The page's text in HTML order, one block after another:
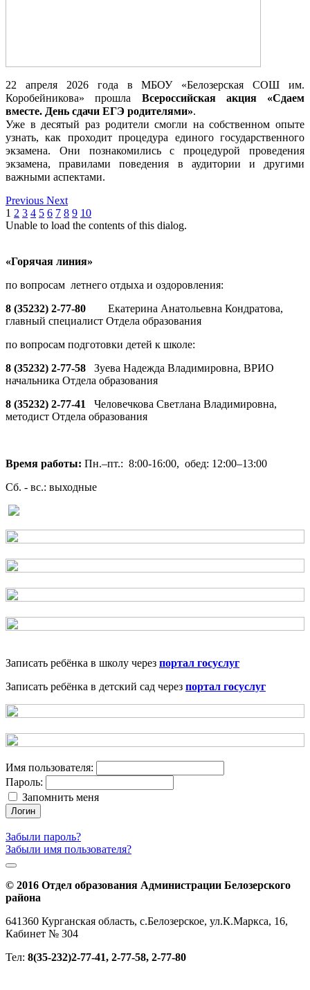
22 апреля 2026 года в МБОУ «Белозерская СОШ им.
Коробейникова» прошла Всероссийская акция «Сдаем
вместе. День сдачи ЕГЭ родителями».
Уже в десятый раз родители смогли на собственном опыте
узнать, как проходит процедура единого государственного
экзамена. Они познакомились с процедурой проведения
экзамена, правилами поведения в аудитории и другими
важными аспектами.
Previous Next
1 2 3 4 5 6 7 8 9 10
Unable to load the contents of this dialog.
«Горячая линия»
по вопросам летнего отдыха и оздоровления:
8 (35232) 2-77-80 Екатерина Анатольевна Кондратова,
главный специалист Отдела образования
по вопросам подготовки детей к школе:
8 (35232) 2-77-58 Зуева Надежда Владимировна, ВРИО
начальника Отдела образования
8 (35232) 2-77-41 Человечкова Светлана Владимировна,
методист Отдела образования
Время работы: Пн.–пт.: 8:00-16:00, обед: 12:00–13:00
Сб. - вс.: выходные
Записать ребёнка в школу через портал госуслуг
Записать ребёнка в детский сад через портал госуслуг
Имя пользователя:
Пароль:
Запомнить меня
Логин
Забыли пароль?
Забыли имя пользователя?
© 2016 Отдел образования Администрации Белозерского
района
641360 Курганская область, с.Белозерское, ул.К.Маркса, 16,
Кабинет № 304
Тел: 8(35-232)2-77-41, 2-77-58, 2-77-80